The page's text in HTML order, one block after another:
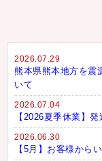
2026.07.29
熊本県熊本地方を震
いて
2026.07.04
【2026夏季休業】
2026.06.30
【5月】お客様から